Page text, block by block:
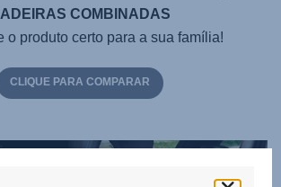
COMBINADAS
o produto certo para a sua família!
CLIQUE PARA COMPARAR